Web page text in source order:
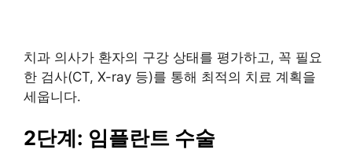
치과 의사가 환자의 구강 상태를 평가하고, 꼭 필요
한 검사(CT, X-ray 등)를 통해 최적의 치료 계획을
세웁니다.
2단계: 임플란트 수술